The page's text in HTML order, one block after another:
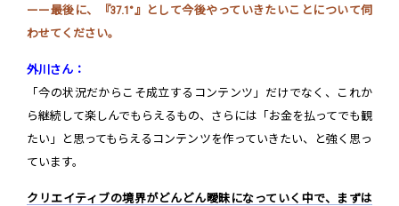
ーー最後に、『37.1°』として今後やっていきたいことについて伺
わせてください。
外川さん：
「今の状況だからこそ成立するコンテンツ」だけでなく、これか
ら継続して楽しんでもらえるもの、さらには「お金を払ってでも観
たい」と思ってもらえるコンテンツを作っていきたい、と強く思っ
ています。
クリエイティブの境界がどんどん曖昧になっていく中で、まずは